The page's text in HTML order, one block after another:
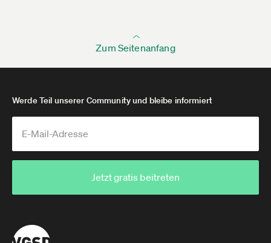
Zum Seitenanfang
Werde Teil unserer Community und bleibe informiert
Jetzt gratis beitreten